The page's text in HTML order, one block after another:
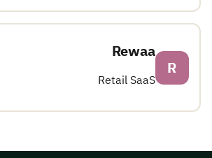
R
Rewaa
Retail SaaS